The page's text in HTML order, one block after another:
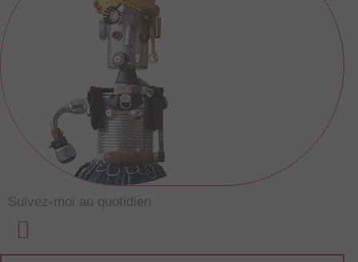
Suivez-moi au quotidien